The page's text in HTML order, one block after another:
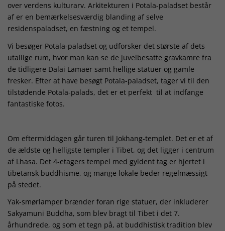
over verdens kulturarv. Arkitekturen i Potala-paladset består
af er en bemærkelsesværdig blanding af selve
residenspaladset, en fæstning og et tempel.
Vi besøger Potala-paladset og udforsker det største af dets
utallige rum, hvor man kan se de juvelbesatte gravkamre fra
de tidligere Dalai Lamaer samt hellige statuer og gamle
fresker. Efter at have besøgt Potala-paladset, tager vi til den
tilstødende Potala-palads, det er et perfekt til at indfange
fantastiske fotos.
Om eftermiddagen går turen til Jokhang-templet. Det er et af
de ældste og helligste templer i Tibet, og det ligger i centrum
af Lhasa. Det 4-etagers tempel med gyldent tag er hjertet i
tibetansk buddhisme, og mange lokale beder regelmæssigt
på stedet.
Yak-smørlamper brænder foran rige statuer, der inkluderer
Sakyamuni Buddha, som blev bragt til Tibet i det 7.
århundrede, og som et tegn på, at buddhistisk tradition blev